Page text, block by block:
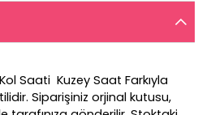
Saati Kuzey Saat Farkıyla
Siparişiniz orjinal kutusu,